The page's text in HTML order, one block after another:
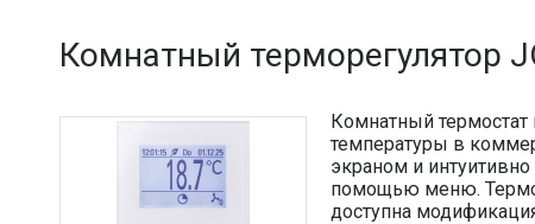
Комнатный терморегулятор
Комнатный термостат
температуры в
экраном и
помощью меню.
доступна